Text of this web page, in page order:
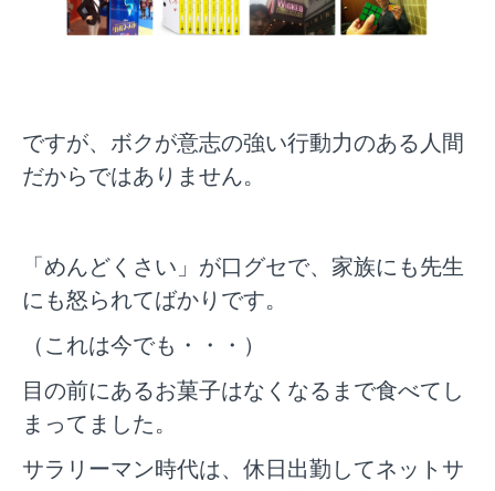
ですが、ボクが意志の強い行動力のある人間
だからではありません。
「めんどくさい」が口グセで、家族にも先生
にも怒られてばかりです。
（これは今でも・・・）
目の前にあるお菓子はなくなるまで食べてし
まってました。
サラリーマン時代は、休日出勤してネットサ